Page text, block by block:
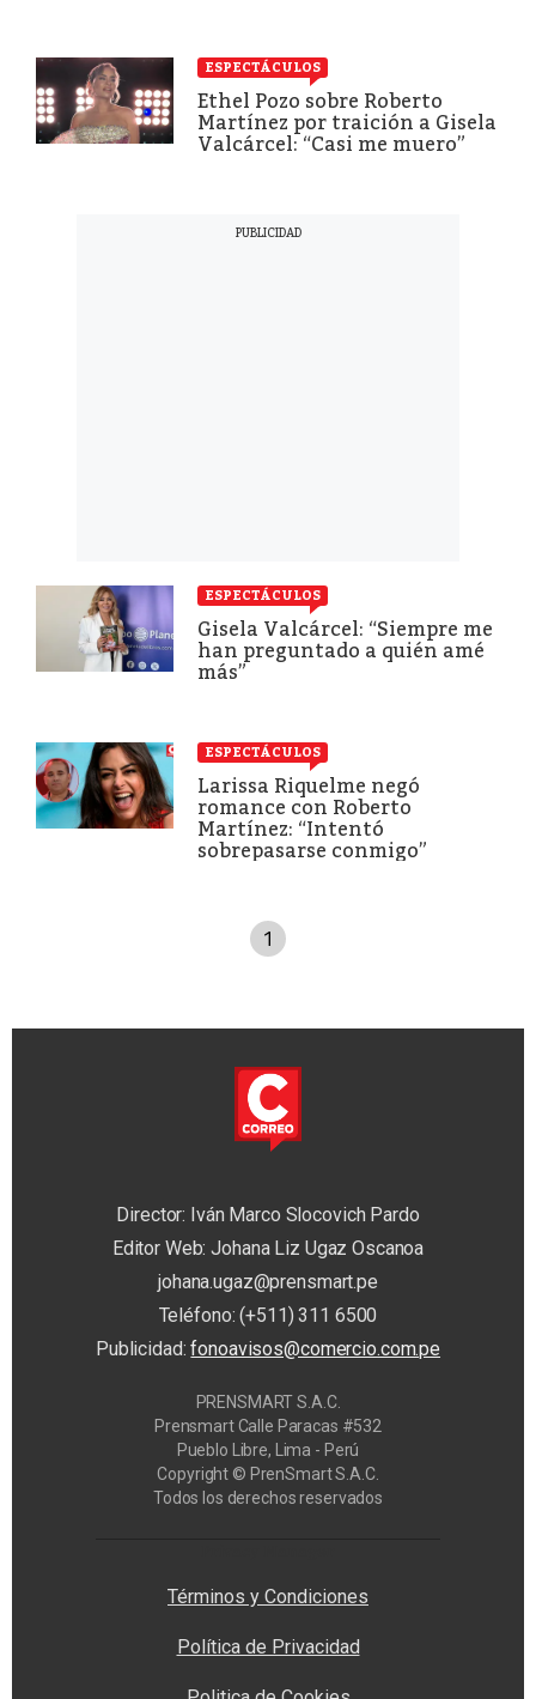
ESPECTÁCULOS
Ethel Pozo sobre Roberto
Martínez por traición a Gisela
Valcárcel: “Casi me muero”
ESPECTÁCULOS
Gisela Valcárcel: “Siempre me
han preguntado a quién amé
más”
ESPECTÁCULOS
Larissa Riquelme negó
romance con Roberto
Martínez: “Intentó
sobrepasarse conmigo”
1
Director: Iván Marco Slocovich Pardo
Editor Web: Johana Liz Ugaz Oscanoa
johana.ugaz@prensmart.pe
Teléfono: (+511) 311 6500
Publicidad:fonoavisos@comercio.com.pe
PRENSMART S.A.C.
Prensmart Calle Paracas #532
Pueblo Libre, Lima - Perú
Copyright © PrenSmart S.A.C.
Todos los derechos reservados
Términos y Condiciones
Política de Privacidad